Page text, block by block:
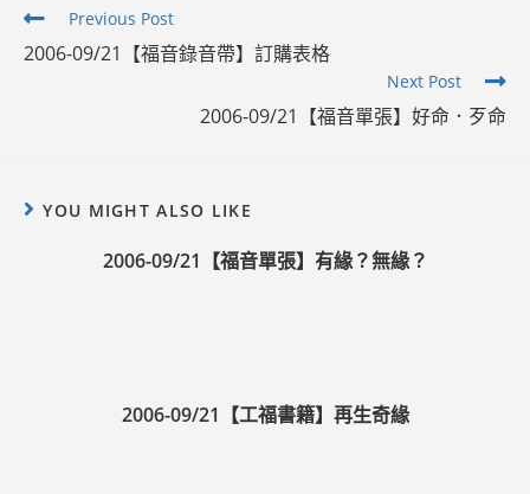
Read
articles
Previous Post
2006-09/21【福音錄音帶】訂購表格
Next Post
2006-09/21【福音單張】好命．歹命
YOU MIGHT ALSO LIKE
2006-09/21【福音單張】有緣？無緣？
2006-09/21【工福書籍】再生奇緣